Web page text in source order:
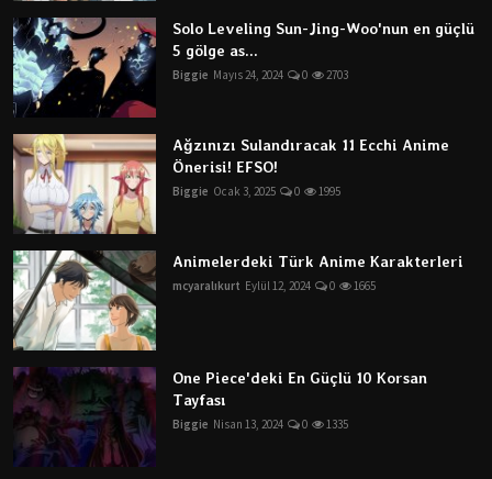
Solo Leveling Sun-Jing-Woo'nun en güçlü
5 gölge as...
Biggie Mayıs 24, 2024 0 2703
Ağzınızı Sulandıracak 11 Ecchi Anime
Önerisi! EFSO!
Biggie Ocak 3, 2025 0 1995
Animelerdeki Türk Anime Karakterleri
mcyaralıkurt Eylül 12, 2024 0 1665
One Piece'deki En Güçlü 10 Korsan
Tayfası
Biggie Nisan 13, 2024 0 1335